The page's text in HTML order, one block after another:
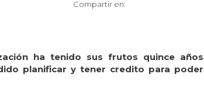
Compartir en:
ha tenido sus frutos quince años
planificar y tener credito para poder